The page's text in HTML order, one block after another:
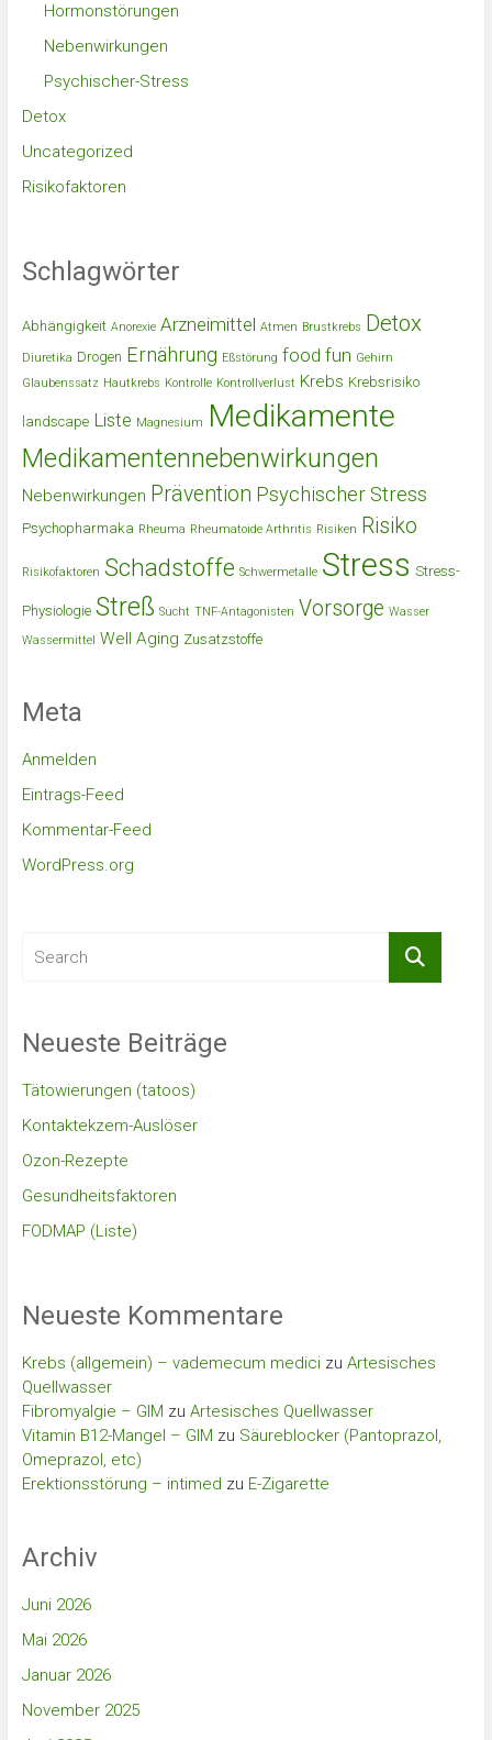
Hormonstörungen
Nebenwirkungen
Psychischer-Stress
Detox
Uncategorized
Risikofaktoren
Schlagwörter
Abhängigkeit Anorexie Arzneimittel Atmen Brustkrebs Detox
Diuretika Drogen Ernährung Eßstörung food fun Gehirn
Glaubenssatz Hautkrebs Kontrolle Kontrollverlust Krebs Krebsrisiko
landscape Liste Magnesium Medikamente
Medikamentennebenwirkungen
Nebenwirkungen Prävention Psychischer Stress
Psychopharmaka Rheuma Rheumatoide Arthritis Risiken Risiko
Risikofaktoren Schadstoffe Schwermetalle Stress Stress-
Physiologie Streß Sucht TNF-Antagonisten Vorsorge Wasser
Wassermittel Well Aging Zusatzstoffe
Meta
Anmelden
Eintrags-Feed
Kommentar-Feed
WordPress.org
Neueste Beiträge
Tätowierungen (tatoos)
Kontaktekzem-Auslöser
Ozon-Rezepte
Gesundheitsfaktoren
FODMAP (Liste)
Neueste Kommentare
Krebs (allgemein) – vademecum medicizu Artesisches
Quellwasser
Fibromyalgie – GIM zu Artesisches Quellwasser
Vitamin B12-Mangel – GIM zu Säureblocker (Pantoprazol,
Omeprazol, etc)
Erektionsstörung – intimed zu E-Zigarette
Archiv
Juni 2026
Mai 2026
Januar 2026
November 2025